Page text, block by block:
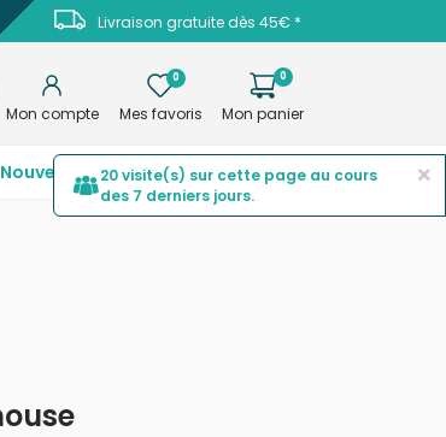
Livraison gratuite dès 45€ *
Mon compte
0
Mes favoris
0
Mon panier
NouveautésTop ventesPromotions ×
20 visite(s) sur cette page au cours
des 7 derniers jours.